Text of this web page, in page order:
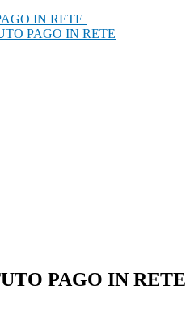
IN RETE
PAGO IN RETE
PAGO IN RETE